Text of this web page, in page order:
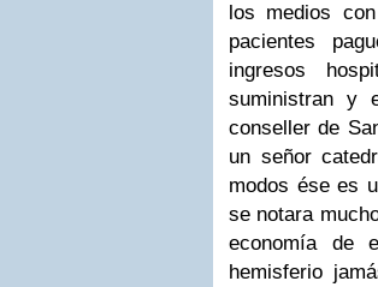
los medios
pacientes
ingresos
suministran y
conseller de
un señor
modos ése es
se notara
economía de
hemisferio